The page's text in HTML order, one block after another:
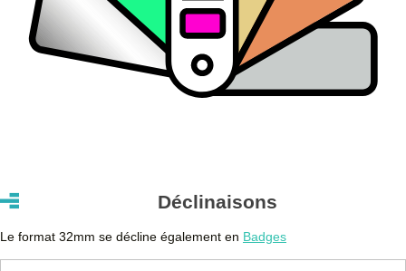
Déclinaisons
Le format 32mm se décline également en Badges